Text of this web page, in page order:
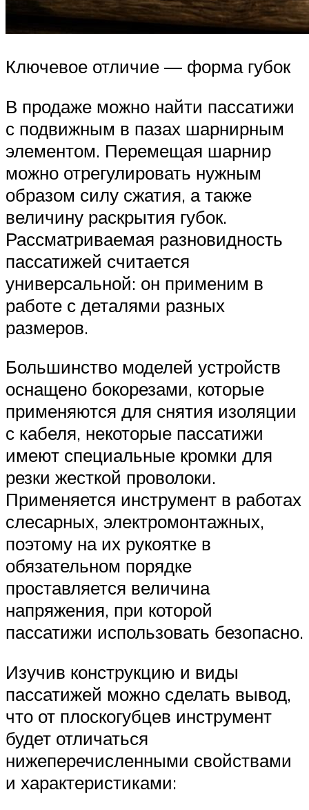
Ключевое отличие — форма губок
В продаже можно найти пассатижи
с подвижным в пазах шарнирным
элементом. Перемещая шарнир
можно отрегулировать нужным
образом силу сжатия, а также
величину раскрытия губок.
Рассматриваемая разновидность
пассатижей считается
универсальной: он применим в
работе с деталями разных
размеров.
Большинство моделей устройств
оснащено бокорезами, которые
применяются для снятия изоляции
с кабеля, некоторые пассатижи
имеют специальные кромки для
резки жесткой проволоки.
Применяется инструмент в работах
слесарных, электромонтажных,
поэтому на их рукоятке в
обязательном порядке
проставляется величина
напряжения, при которой
пассатижи использовать безопасно.
Изучив конструкцию и виды
пассатижей можно сделать вывод,
что от плоскогубцев инструмент
будет отличаться
нижеперечисленными свойствами
и характеристиками: